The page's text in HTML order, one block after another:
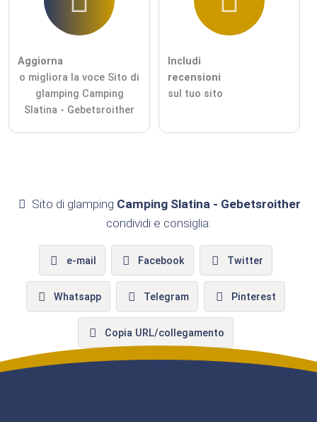
Aggiorna
o migliora la voce Sito di
glamping Camping
Slatina - Gebetsroither
Includi
recensioni
sul tuo sito
Sito di glamping Camping Slatina - Gebetsroither
condividi e consiglia:
e-mail Facebook Twitter
Whatsapp Telegram Pinterest
Copia URL/collegamento